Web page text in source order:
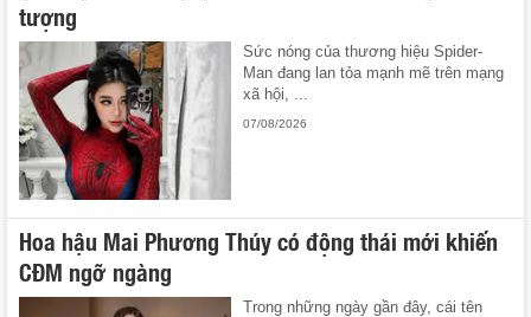
tượng
Sức nóng của thương hiệu Spider-
Man đang lan tỏa mạnh mẽ trên mạng
xã hội, ...
07/08/2026
Hoa hậu Mai Phương Thúy có động thái mới khiến
CĐM ngỡ ngàng
Trong những ngày gần đây, cái tên